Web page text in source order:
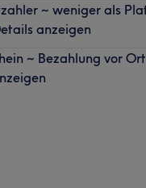
~ weniger als
anzeigen
~ Bezahlung vor Ort